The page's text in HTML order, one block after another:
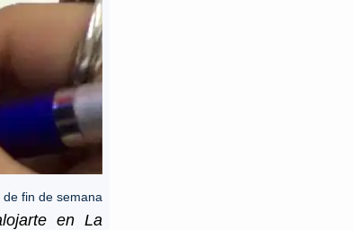
fin de semana
en La